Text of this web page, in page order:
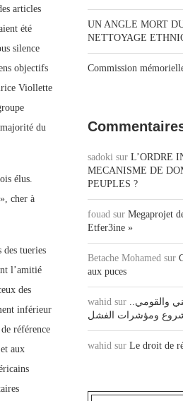
articles
été
silence
objectifs
Viollette
du
élus.
cher à
tueries
l’amitié
des
inférieur
référence
aux
UN ANGLE MORT
NETTOYAGE
Commission
sadoki sur L’ORDRE
MECANISME DE
PEUPLES ?
fouad sur Megaprojet
Etfer3ine »
Betache Mohamed sur
aux puces
wahid sur والقومي..
ومؤشرات الفشل
wahid sur Le droit de